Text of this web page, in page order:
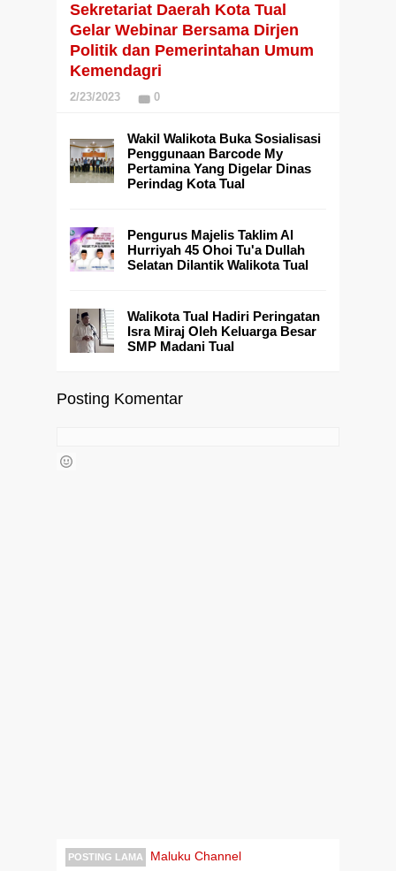
Sekretariat Daerah Kota Tual
Gelar Webinar Bersama Dirjen
Politik dan Pemerintahan Umum
Kemendagri
2/23/2023 0
Wakil Walikota Buka Sosialisasi
Penggunaan Barcode My
Pertamina Yang Digelar Dinas
Perindag Kota Tual
Pengurus Majelis Taklim Al
Hurriyah 45 Ohoi Tu'a Dullah
Selatan Dilantik Walikota Tual
Walikota Tual Hadiri Peringatan
Isra Miraj Oleh Keluarga Besar
SMP Madani Tual
Posting Komentar
POSTING LAMA Maluku Channel